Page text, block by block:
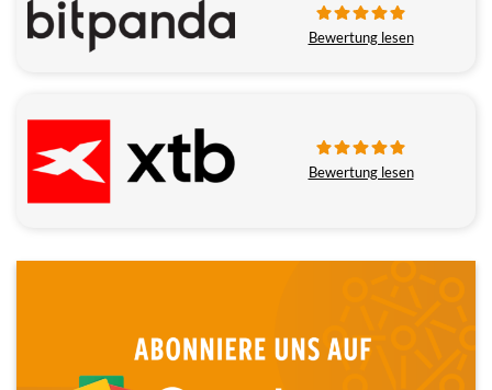
Bewertung lesen
Bewertung lesen